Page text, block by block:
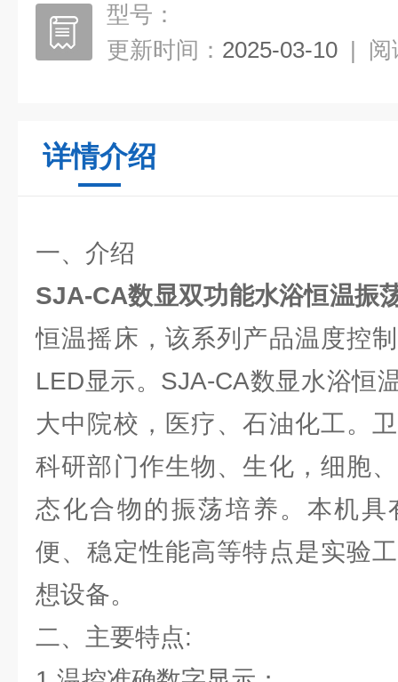
型号：
更新时间： 2025-03-10 | 阅
详情介绍
一、介绍
SJA-CA数显双功能水浴恒温振
恒温摇床，该系列产品温度控
LED显示。SJA-CA数显水浴恒
大中院校，医疗、石油化工。
科研部门作生物、生化，细胞
态化合物的振荡培养。本机
便、稳定性能高等特点是实验
想设备。
二、主要特点: